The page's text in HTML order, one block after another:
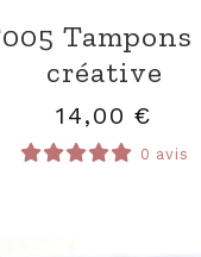
créative
14,00 €
0 avis